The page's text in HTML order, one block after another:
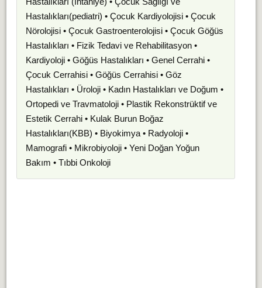
Hastalıkları(pediatri) • Çocuk Kardiyolojisi • Çocuk
Nörolojisi • Çocuk Gastroenterolojisi • Çocuk Göğüs
Hastalıkları • Fizik Tedavi ve Rehabilitasyon •
Kardiyoloji • Göğüs Hastalıkları • Genel Cerrahi •
Çocuk Cerrahisi • Göğüs Cerrahisi • Göz
Hastalıkları • Üroloji • Kadın Hastalıkları ve Doğum •
Ortopedi ve Travmatoloji • Plastik Rekonstrüktif ve
Estetik Cerrahi • Kulak Burun Boğaz
Hastalıkları(KBB) • Biyokimya • Radyoloji •
Mamografi • Mikrobiyoloji • Yeni Doğan Yoğun
Bakım • Tıbbi Onkoloji